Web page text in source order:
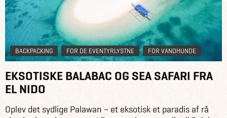
BACKPACKING FOR DE EVENTYRLYSTNE FOR VANDHUNDE
EKSOTISKE BALABAC OG SEA SAFARI FRA
EL NIDO
Oplev det sydlige Palawan – et eksotisk et paradis af rå